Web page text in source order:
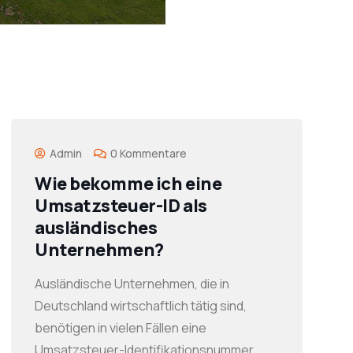
Admin 0 Kommentare
Wie bekomme ich eine
Umsatzsteuer-ID als
ausländisches
Unternehmen?
Ausländische Unternehmen, die in
Deutschland wirtschaftlich tätig sind,
benötigen in vielen Fällen eine